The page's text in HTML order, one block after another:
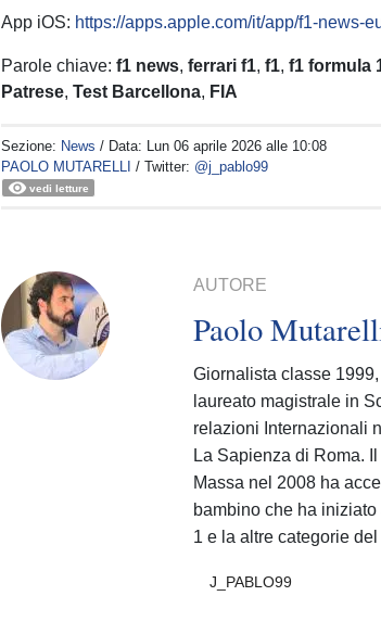
App iOS: https://apps.apple.com/it/app/f1-news-
Parole chiave:f1 news,ferrari f1,f1,f1 formula
Patrese,Test Barcellona, FIA
Sezione: News / Data: Lun 06 aprile 2026 alle 10:08
PAOLO MUTARELLI / Twitter: @j_pablo99
vedi letture
AUTORE
Paolo
Giornalista classe
laureato magistrale in
relazioni Internazionali
La Sapienza di Roma.
Massa nel 2008 ha
bambino che ha
1 e la altre categorie del
J_PABLO99